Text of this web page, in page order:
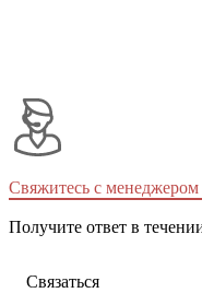
Свяжитесь с менеджером
Получите ответ в
Связаться